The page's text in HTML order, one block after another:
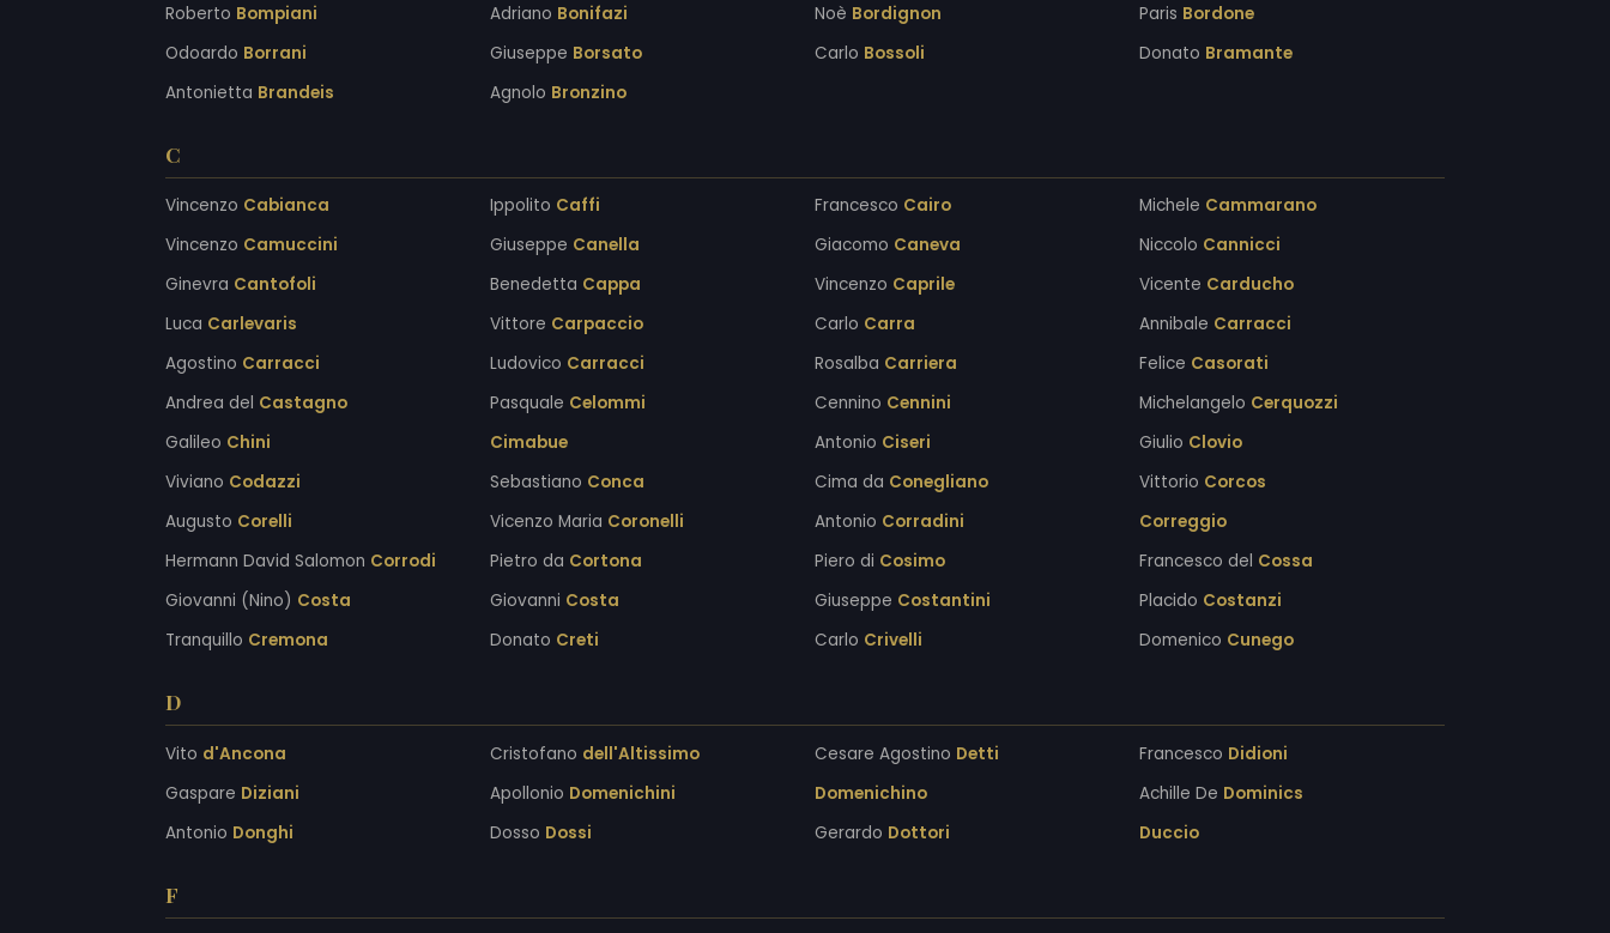
Roberto Bompiani Adriano Bonifazi Noè Bordignon Paris Bordone
Odoardo Borrani Giuseppe Borsato Carlo Bossoli Donato Bramante
Antonietta Brandeis Agnolo Bronzino
C
Vincenzo Cabianca Ippolito Caffi Francesco Cairo Michele Cammarano
Vincenzo Camuccini Giuseppe Canella Giacomo Caneva Niccolo Cannicci
Ginevra Cantofoli Benedetta Cappa Vincenzo Caprile Vicente Carducho
Luca Carlevaris Vittore Carpaccio Carlo Carra Annibale Carracci
Agostino Carracci Ludovico Carracci Rosalba Carriera Felice Casorati
Andrea del Castagno Pasquale Celommi Cennino Cennini Michelangelo Cerquozzi
Galileo Chini Cimabue Antonio Ciseri Giulio Clovio
Viviano Codazzi Sebastiano Conca Cima da Conegliano Vittorio Corcos
Augusto Corelli Vicenzo Maria Coronelli Antonio Corradini
Correggio
Hermann David Salomon Corrodi Pietro da Cortona Piero di Cosimo Francesco del Cossa
Giovanni (Nino) Costa Giovanni Costa Giuseppe Costantini Placido Costanzi
Tranquillo Cremona Donato Creti Carlo Crivelli Domenico Cunego
D
Vito d'Ancona Cristofano dell'Altissimo Cesare Agostino Detti Francesco Didioni
Gaspare Diziani Apollonio Domenichini Domenichino Achille De Dominics
Antonio Donghi Dosso Dossi Gerardo Dottori Duccio
F